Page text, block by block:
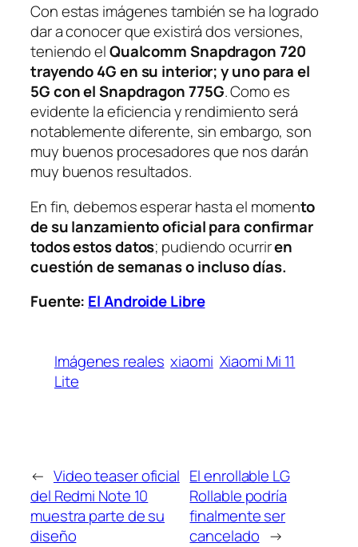
Con estas imágenes también se ha logrado
dar a conocer que existirá dos versiones,
teniendo elQualcomm Snapdragon 720
trayendo 4G en su interior; y uno para el
5G con el Snapdragon 775G. Como es
evidente la eficiencia y rendimiento será
notablemente diferente, sin embargo, son
muy buenos procesadores que nos darán
muy buenos resultados.
En fin, debemos esperar hasta el momento
de su lanzamiento oficial para confirmar
todos estos datos; pudiendo ocurriren
cuestión de semanas o incluso días.
Fuente: El Androide Libre
Imágenes reales xiaomi Xiaomi Mi 11
Lite
← Video teaser oficial
del Redmi Note 10
muestra parte de su
diseño
El enrollable LG
Rollable podría
finalmente ser
cancelado →